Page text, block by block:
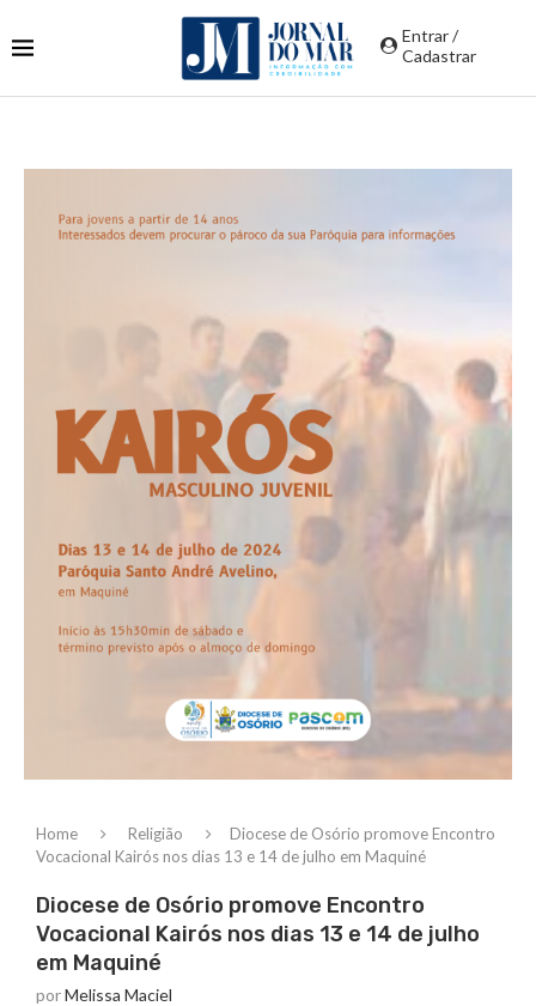
Entrar /
Cadastrar
Home Religião
Diocese de Osório promove Encontro
Vocacional Kairós nos dias 13 e 14 de julho em Maquiné
Diocese de Osório promove Encontro
Vocacional Kairós nos dias 13 e 14 de julho
em Maquiné
porMelissa Maciel